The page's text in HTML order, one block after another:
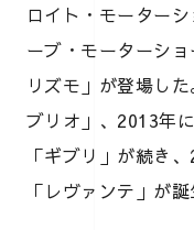
ロイト・モーター
ーブ・モーターシ
リズモ」が登場し
ブリオ」、2013年
「ギブリ」が続き
「レヴァンテ」が誕